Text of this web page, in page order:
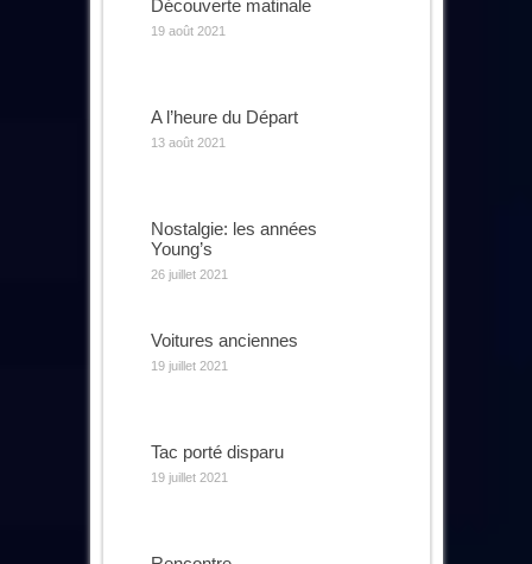
Découverte matinale
19 août 2021
A l’heure du Départ
13 août 2021
Nostalgie: les années
Young’s
26 juillet 2021
Voitures anciennes
19 juillet 2021
Tac porté disparu
19 juillet 2021